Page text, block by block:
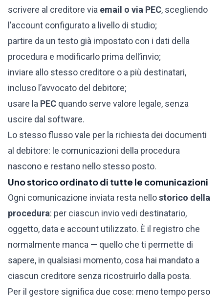
scrivere al creditore via email o via PEC, scegliendo
l’account configurato a livello di studio;
partire da un testo già impostato con i dati della
procedura e modificarlo prima dell’invio;
inviare allo stesso creditore o a più destinatari,
incluso l’avvocato del debitore;
usare la PEC quando serve valore legale, senza
uscire dal software.
Lo stesso flusso vale per la richiesta dei documenti
al debitore: le comunicazioni della procedura
nascono e restano nello stesso posto.
Uno storico ordinato di tutte le comunicazioni
Ogni comunicazione inviata resta nellostorico della
procedura: per ciascun invio vedi destinatario,
oggetto, data e account utilizzato. È il registro che
normalmente manca — quello che ti permette di
sapere, in qualsiasi momento, cosa hai mandato a
ciascun creditore senza ricostruirlo dalla posta.
Per il gestore significa due cose: meno tempo perso